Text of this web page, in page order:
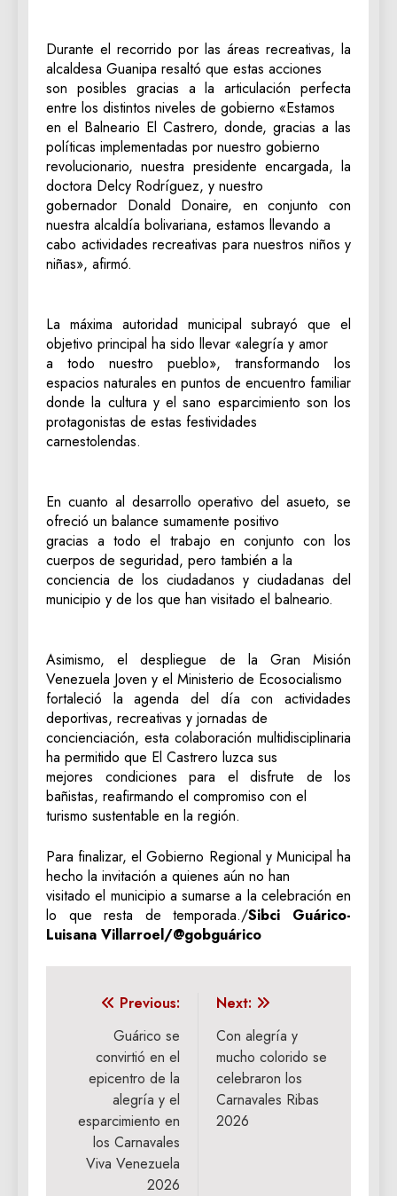
‎Durante el recorrido por las áreas recreativas, la
alcaldesa Guanipa resaltó que estas acciones
son posibles gracias a la articulación perfecta
entre los distintos niveles de gobierno «Estamos
en el Balneario El Castrero, donde, gracias a las
políticas implementadas por nuestro gobierno
revolucionario, nuestra presidente encargada, la
doctora Delcy Rodríguez, y nuestro
gobernador Donald Donaire, en conjunto con
nuestra alcaldía bolivariana, estamos llevando a
cabo actividades recreativas para nuestros niños y
niñas», afirmó.
‎La máxima autoridad municipal subrayó que el
objetivo principal ha sido llevar «alegría y amor
a todo nuestro pueblo», transformando los
espacios naturales en puntos de encuentro familiar
donde la cultura y el sano esparcimiento son los
protagonistas de estas festividades
carnestolendas.
‎En cuanto al desarrollo operativo del asueto, se
ofreció un balance sumamente positivo
gracias a todo el trabajo en conjunto con los
cuerpos de seguridad, pero también a la
conciencia de los ciudadanos y ciudadanas del
municipio y de los que han visitado el balneario.
‎Asimismo, el despliegue de la Gran Misión
Venezuela Joven y el Ministerio de Ecosocialismo
fortaleció la agenda del día con actividades
deportivas, recreativas y jornadas de
concienciación, esta colaboración multidisciplinaria
ha permitido que El Castrero luzca sus
mejores condiciones para el disfrute de los
bañistas, reafirmando el compromiso con el
turismo sustentable en la región.
‎Para finalizar, el Gobierno Regional y Municipal ha
hecho la invitación a quienes aún no han
visitado el municipio a sumarse a la celebración en
lo que resta de temporada./‎Sibci Guárico-‎
Luisana Villarroel/@gobguárico
Navegación
entradas
Previous:
Guárico se
convirtió en el
epicentro de la
alegría y el
esparcimiento en
los Carnavales
Viva Venezuela
2026
Next:
Con alegría y
mucho colorido se
celebraron los
Carnavales Ribas
2026